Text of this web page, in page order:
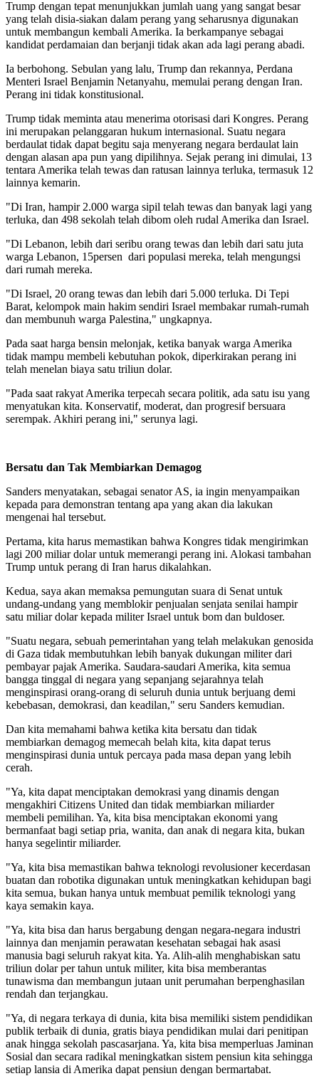
Trump dengan tepat menunjukkan jumlah uang yang sangat besar
yang telah disia-siakan dalam perang yang seharusnya digunakan
untuk membangun kembali Amerika. Ia berkampanye sebagai
kandidat perdamaian dan berjanji tidak akan ada lagi perang abadi.
Ia berbohong. Sebulan yang lalu, Trump dan rekannya, Perdana
Menteri Israel Benjamin Netanyahu, memulai perang dengan Iran.
Perang ini tidak konstitusional.
Trump tidak meminta atau menerima otorisasi dari Kongres. Perang
ini merupakan pelanggaran hukum internasional. Suatu negara
berdaulat tidak dapat begitu saja menyerang negara berdaulat lain
dengan alasan apa pun yang dipilihnya. Sejak perang ini dimulai, 13
tentara Amerika telah tewas dan ratusan lainnya terluka, termasuk 12
lainnya kemarin.
"Di Iran, hampir 2.000 warga sipil telah tewas dan banyak lagi yang
terluka, dan 498 sekolah telah dibom oleh rudal Amerika dan Israel.
"Di Lebanon, lebih dari seribu orang tewas dan lebih dari satu juta
warga Lebanon, 15persen dari populasi mereka, telah mengungsi
dari rumah mereka.
"Di Israel, 20 orang tewas dan lebih dari 5.000 terluka. Di Tepi
Barat, kelompok main hakim sendiri Israel membakar rumah-rumah
dan membunuh warga Palestina," ungkapnya.
Pada saat harga bensin melonjak, ketika banyak warga Amerika
tidak mampu membeli kebutuhan pokok, diperkirakan perang ini
telah menelan biaya satu triliun dolar.
"Pada saat rakyat Amerika terpecah secara politik, ada satu isu yang
menyatukan kita. Konservatif, moderat, dan progresif bersuara
serempak. Akhiri perang ini," serunya lagi.
Bersatu dan Tak Membiarkan Demagog
Sanders menyatakan, sebagai senator AS, ia ingin menyampaikan
kepada para demonstran tentang apa yang akan dia lakukan
mengenai hal tersebut.
Pertama, kita harus memastikan bahwa Kongres tidak mengirimkan
lagi 200 miliar dolar untuk memerangi perang ini. Alokasi tambahan
Trump untuk perang di Iran harus dikalahkan.
Kedua, saya akan memaksa pemungutan suara di Senat untuk
undang-undang yang memblokir penjualan senjata senilai hampir
satu miliar dolar kepada militer Israel untuk bom dan buldoser.
"Suatu negara, sebuah pemerintahan yang telah melakukan genosida
di Gaza tidak membutuhkan lebih banyak dukungan militer dari
pembayar pajak Amerika. Saudara-saudari Amerika, kita semua
bangga tinggal di negara yang sepanjang sejarahnya telah
menginspirasi orang-orang di seluruh dunia untuk berjuang demi
kebebasan, demokrasi, dan keadilan," seru Sanders kemudian.
Dan kita memahami bahwa ketika kita bersatu dan tidak
membiarkan demagog memecah belah kita, kita dapat terus
menginspirasi dunia untuk percaya pada masa depan yang lebih
cerah.
"Ya, kita dapat menciptakan demokrasi yang dinamis dengan
mengakhiri Citizens United dan tidak membiarkan miliarder
membeli pemilihan. Ya, kita bisa menciptakan ekonomi yang
bermanfaat bagi setiap pria, wanita, dan anak di negara kita, bukan
hanya segelintir miliarder.
"Ya, kita bisa memastikan bahwa teknologi revolusioner kecerdasan
buatan dan robotika digunakan untuk meningkatkan kehidupan bagi
kita semua, bukan hanya untuk membuat pemilik teknologi yang
kaya semakin kaya.
"Ya, kita bisa dan harus bergabung dengan negara-negara industri
lainnya dan menjamin perawatan kesehatan sebagai hak asasi
manusia bagi seluruh rakyat kita. Ya. Alih-alih menghabiskan satu
triliun dolar per tahun untuk militer, kita bisa memberantas
tunawisma dan membangun jutaan unit perumahan berpenghasilan
rendah dan terjangkau.
"Ya, di negara terkaya di dunia, kita bisa memiliki sistem pendidikan
publik terbaik di dunia, gratis biaya pendidikan mulai dari penitipan
anak hingga sekolah pascasarjana. Ya, kita bisa memperluas Jaminan
Sosial dan secara radikal meningkatkan sistem pensiun kita sehingga
setiap lansia di Amerika dapat pensiun dengan bermartabat.